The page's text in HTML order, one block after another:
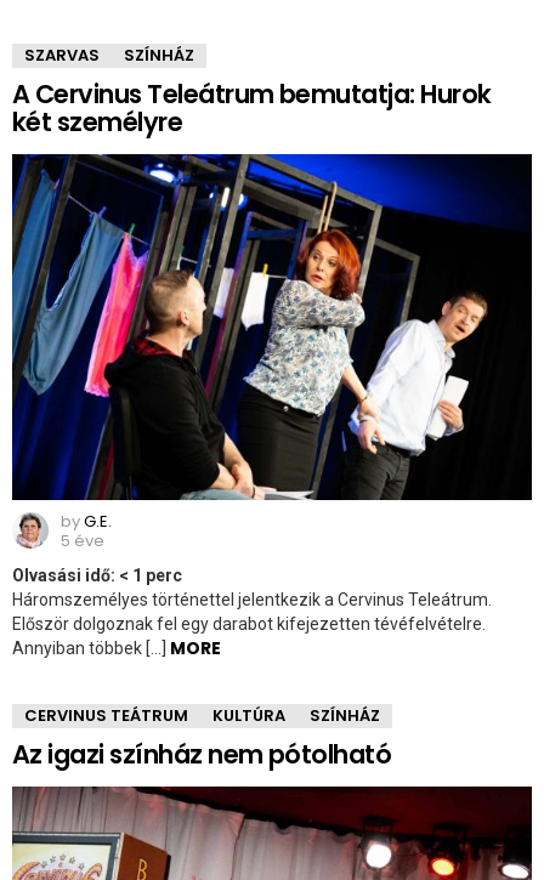
SZARVAS SZÍNHÁZ
A Cervinus Teleátrum bemutatja: Hurok
két személyre
byG.E.
5 éve
Olvasási idő: < 1 perc
Háromszemélyes történettel jelentkezik a Cervinus Teleátrum.
Először dolgoznak fel egy darabot kifejezetten tévéfelvételre.
Annyiban többek […] MORE
CERVINUS TEÁTRUM KULTÚRA SZÍNHÁZ
Az igazi színház nem pótolható